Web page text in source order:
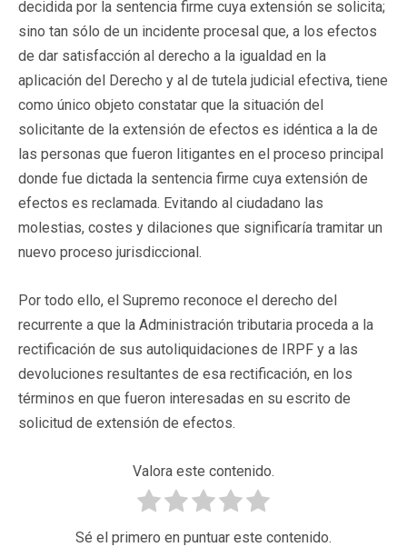
decidida por la sentencia firme cuya extensión se solicita;
sino tan sólo de un incidente procesal que, a los efectos
de dar satisfacción al derecho a la igualdad en la
aplicación del Derecho y al de tutela judicial efectiva, tiene
como único objeto constatar que la situación del
solicitante de la extensión de efectos es idéntica a la de
las personas que fueron litigantes en el proceso principal
donde fue dictada la sentencia firme cuya extensión de
efectos es reclamada. Evitando al ciudadano las
molestias, costes y dilaciones que significaría tramitar un
nuevo proceso jurisdiccional.
Por todo ello, el Supremo reconoce el derecho del
recurrente a que la Administración tributaria proceda a la
rectificación de sus autoliquidaciones de IRPF y a las
devoluciones resultantes de esa rectificación, en los
términos en que fueron interesadas en su escrito de
solicitud de extensión de efectos.
Valora este contenido.
Sé el primero en puntuar este contenido.